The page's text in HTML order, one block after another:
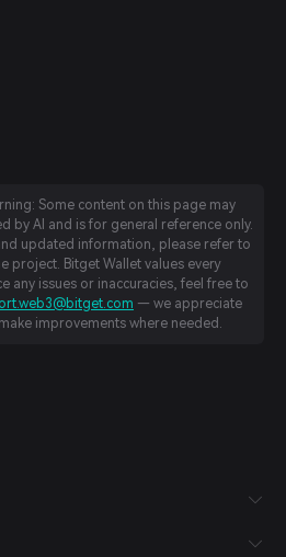
Some content on this page may
by AI and is for general reference only.
updated information, please refer to
project. Bitget Wallet values every
any issues or inaccuracies, feel free to
— we appreciate
improvements where needed.